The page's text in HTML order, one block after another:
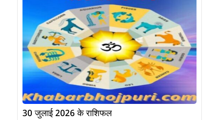
30 जुलाई 2026 के राशिफल